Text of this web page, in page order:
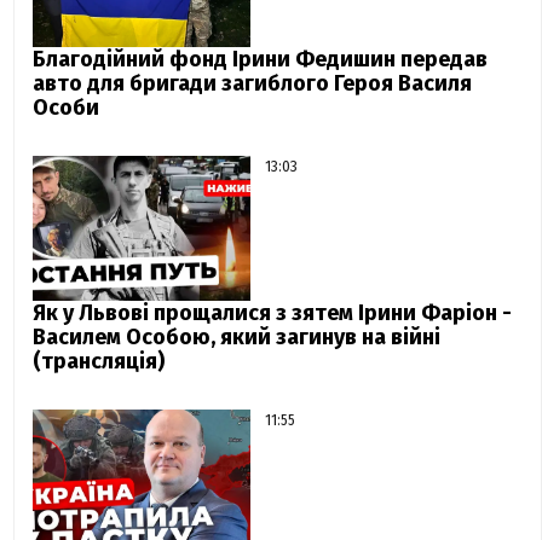
Благодійний фонд Ірини Федишин передав
авто для бригади загиблого Героя Василя
Особи
13:03
Як у Львові прощалися з зятем Ірини Фаріон -
Василем Особою, який загинув на війні
(трансляція)
11:55